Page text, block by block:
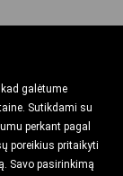
galėtume
Sutikdami su
perkant pagal
poreikius pritaikyti
Savo pasirinkimą